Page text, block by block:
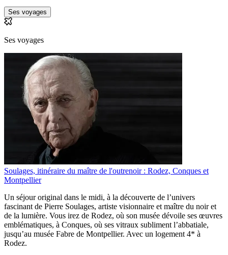
Ses voyages
Ses voyages
Soulages, itinéraire du maître de l'outrenoir : Rodez, Conques et
Montpellier
Un séjour original dans le midi, à la découverte de l’univers
fascinant de Pierre Soulages, artiste visionnaire et maître du noir et
de la lumière. Vous irez de Rodez, où son musée dévoile ses œuvres
emblématiques, à Conques, où ses vitraux subliment l’abbatiale,
jusqu’au musée Fabre de Montpellier. Avec un logement 4* à
Rodez.